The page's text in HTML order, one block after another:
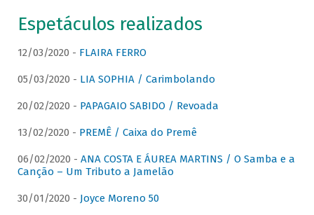
Espetáculos realizados
12/03/2020 - FLAIRA FERRO
05/03/2020 - LIA SOPHIA / Carimbolando
20/02/2020 - PAPAGAIO SABIDO / Revoada
13/02/2020 - PREMÊ / Caixa do Premê
06/02/2020 - ANA COSTA E ÁUREA MARTINS / O Samba e a
Canção – Um Tributo a Jamelão
30/01/2020 - Joyce Moreno 50